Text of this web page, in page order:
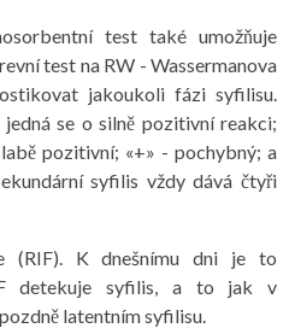
test také umožňuje
test na RW - Wassermanova
jakoukoli fázi syfilisu.
se o silně pozitivní reakci;
pozitivní; «+» - pochybný; a
syfilis vždy dává čtyři
(RIF). K dnešnímu dni je to
detekuje syfilis, a to jak v
latentním syfilisu.